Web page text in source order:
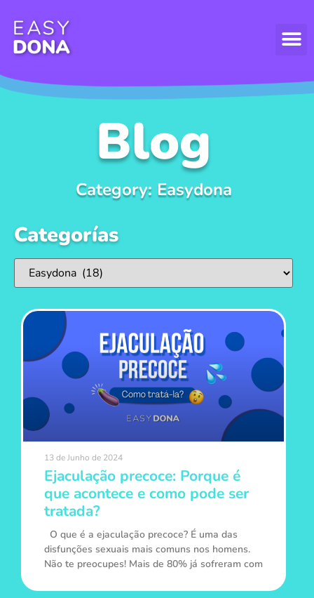
Blog
Category: Easydona
Categorías
Ejaculação precoce: Porque é
que acontece e como pode ser
tratada?
O que é a ejaculação precoce? É uma das
disfunções sexuais mais comuns nos homens.
Não te preocupes! Mais de 80% já sofreram com
13 de Junho de 2024